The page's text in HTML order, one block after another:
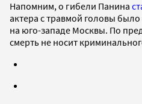
Напомним, о гибели Панина
актера с травмой головы
на юго-западе Москвы. По
смерть не носит